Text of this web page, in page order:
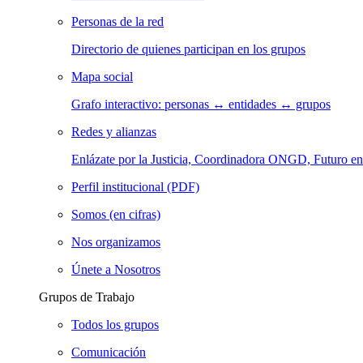
Personas de la red
Directorio de quienes participan en los grupos
Mapa social
Grafo interactivo: personas ↔ entidades ↔ grupos
Redes y alianzas
Enlázate por la Justicia, Coordinadora ONGD, Futuro
Perfil institucional (PDF)
Somos (en cifras)
Nos organizamos
Únete a Nosotros
Grupos de Trabajo
Todos los grupos
Comunicación